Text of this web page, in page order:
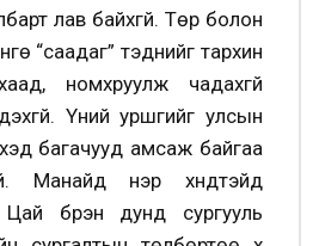
лав байхгүй. Төр болон
“саадаг” тэднийг тархин
номхруулж чадахгүй
Үүний уршгийг улсын
багачууд амсаж байгаа
Манайд нэр хүндтэйд
бүрэн дунд сургууль